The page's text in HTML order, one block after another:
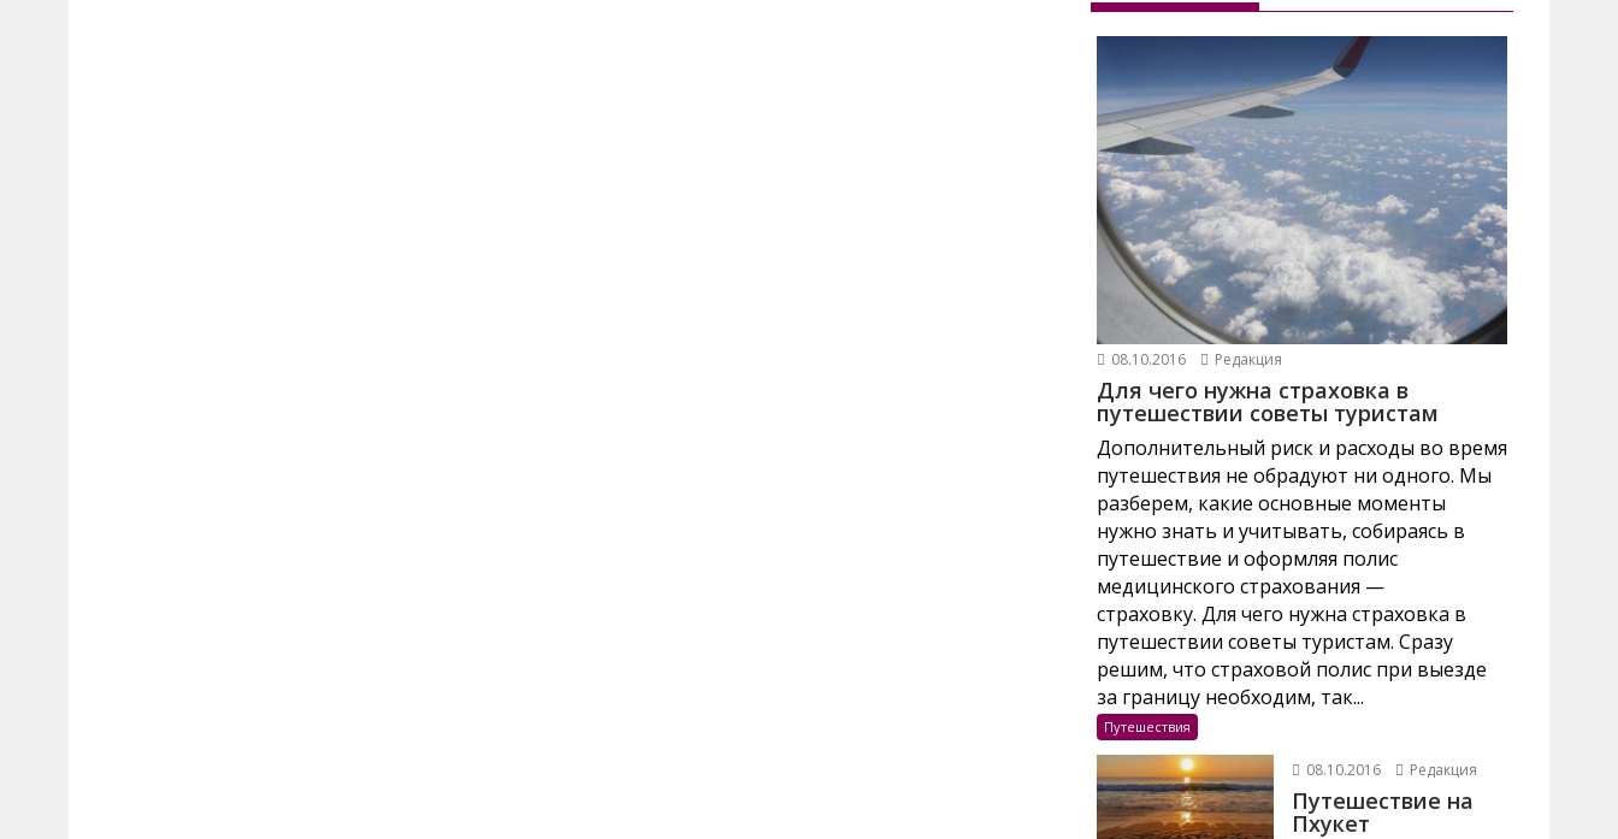
08.10.2016 Редакция
Для чего нужна страховка в
путешествии советы туристам
Дополнительный риск и расходы во время
путешествия не обрадуют ни одного. Мы
разберем, какие основные моменты
нужно знать и учитывать, собираясь в
путешествие и оформляя полис
медицинского страхования —
страховку. Для чего нужна страховка в
путешествии советы туристам. Сразу
решим, что страховой полис при выезде
за границу необходим, так...
Путешествия
08.10.2016 Редакция
Путешествие на
Пхукет